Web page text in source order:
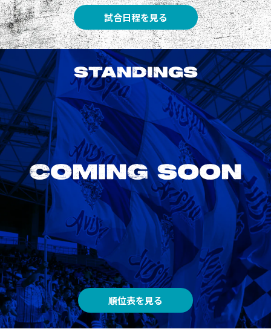
試合日程を見る
STANDINGS
順位表を見る